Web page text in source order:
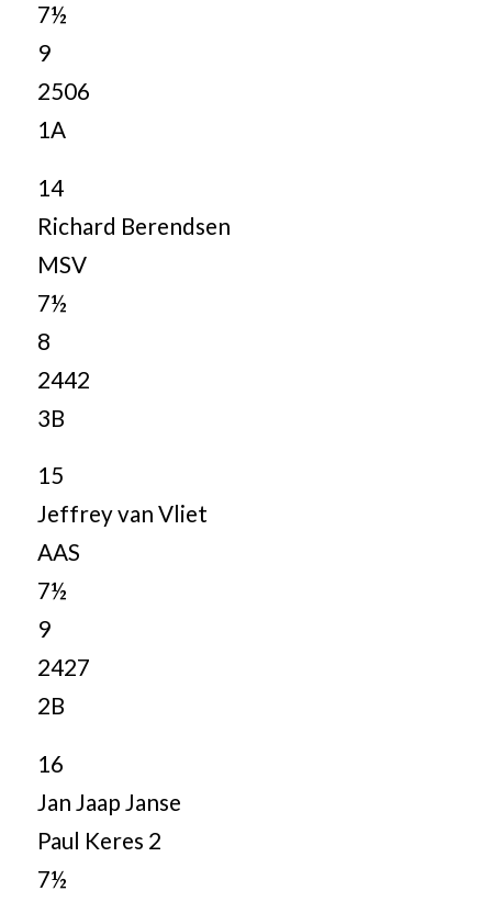
7½
9
2506
1A
14
Richard Berendsen
MSV
7½
8
2442
3B
15
Jeffrey van Vliet
AAS
7½
9
2427
2B
16
Jan Jaap Janse
Paul Keres 2
7½